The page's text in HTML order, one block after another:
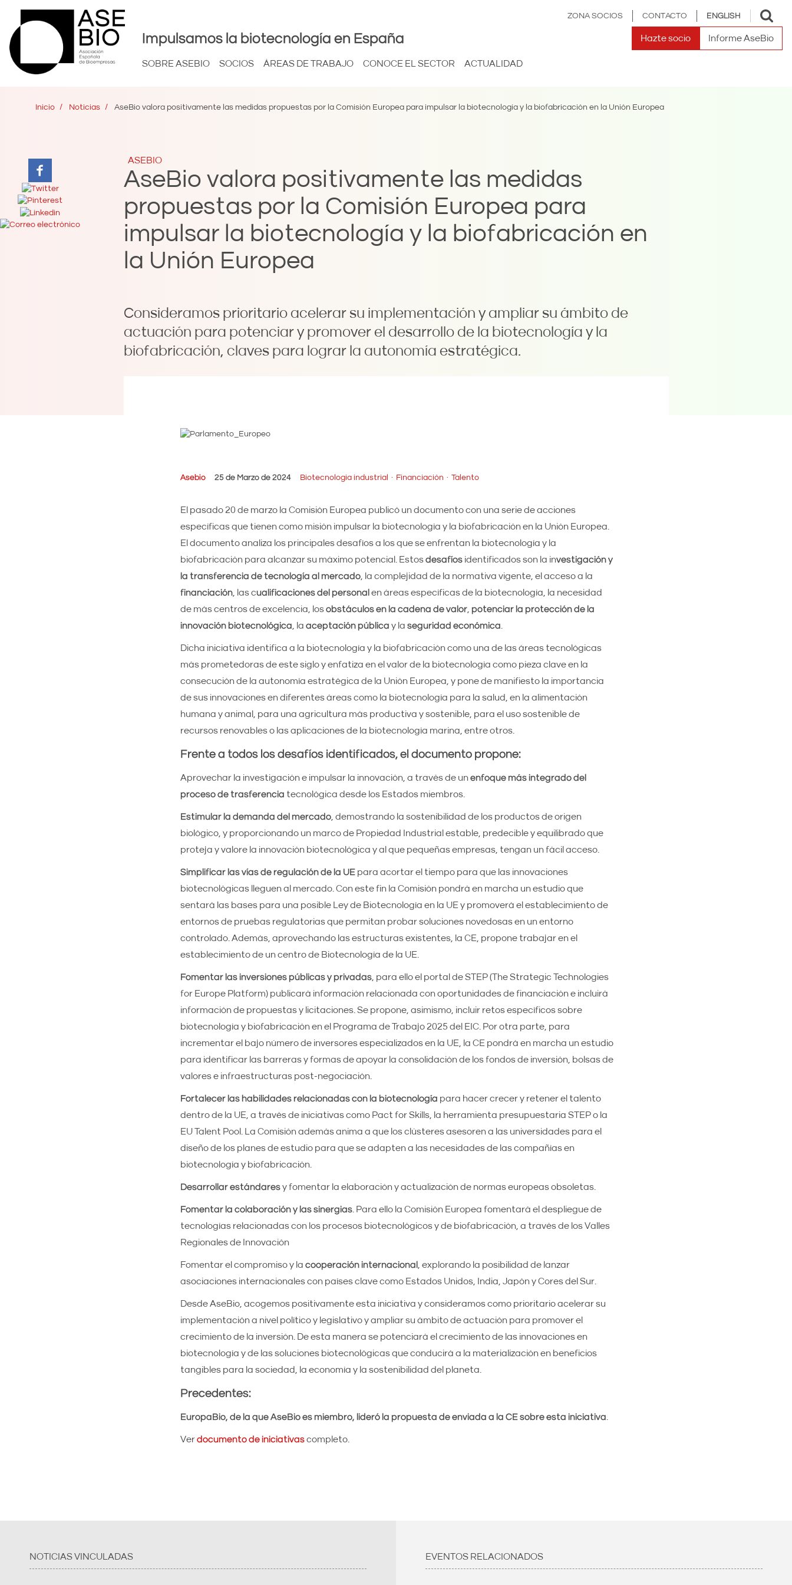
ZONA SOCIOS CONTACTO ENGLISH
Toggle
search
Impulsamos la biotecnología en España Hazte socio Informe AseBio
SOBRE ASEBIO SOCIOS ÁREAS DE TRABAJO CONOCE EL SECTOR ACTUALIDAD
Inicio Noticias AseBio valora positivamente las medidas propuestas por la Comisión Europea para impulsar la biotecnología y la biofabricación en la Unión Europea
ASEBIO
AseBio valora positivamente las medidas
propuestas por la Comisión Europea para
impulsar la biotecnología y la biofabricación en
la Unión Europea
Consideramos prioritario acelerar su implementación y ampliar su ámbito de
actuación para potenciar y promover el desarrollo de la biotecnología y la
biofabricación, claves para lograr la autonomía estratégica.
Asebio 25 de Marzo de 2024 Biotecnología industrial Financiación Talento
El pasado 20 de marzo la Comisión Europea publicó un documento con una serie de acciones
específicas que tienen como misión impulsar la biotecnología y la biofabricación en la Unión Europea.
El documento analiza los principales desafíos a los que se enfrentan la biotecnología y la
biofabricación para alcanzar su máximo potencial. Estosdesafíos identificados son la investigación y
la transferencia de tecnología al mercado, la complejidad de la normativa vigente, el acceso a la
financiación, las cualificaciones del personal en áreas específicas de la biotecnología, la necesidad
de más centros de excelencia, losobstáculos en la cadena de valor, potenciar la protección de la
innovación biotecnológica , la aceptación pública y la seguridad económica
Dicha iniciativa identifica a la biotecnología y la biofabricación como una de las áreas tecnológicas
más prometedoras de este siglo y enfatiza en el valor de la biotecnología como pieza clave en la
consecución de la autonomía estratégica de la Unión Europea, y pone de manifiesto la importancia
de sus innovaciones en diferentes áreas como la biotecnología para la salud, en la alimentación
humana y animal, para una agricultura más productiva y sostenible, para el uso sostenible de
recursos renovables o las aplicaciones de la biotecnología marina, entre otros.
Frente a todos los desafíos identificados, el documento propone:
Aprovechar la investigación e impulsar la innovación, a través de un enfoque más integrado del
proceso de trasferencia tecnológica desde los Estados miembros.
Estimular la demanda del mercado, demostrando la sostenibilidad de los productos de origen
biológico, y proporcionando un marco de Propiedad Industrial estable, predecible y equilibrado que
proteja y valore la innovación biotecnológica y al que pequeñas empresas, tengan un fácil acceso.
Simplificar las vías de regulación de la UEpara acortar el tiempo para que las innovaciones
biotecnológicas lleguen al mercado. Con este fin la Comisión pondrá en marcha un estudio que
sentará las bases para una posible Ley de Biotecnología en la UE y promoverá el establecimiento de
entornos de pruebas regulatorias que permitan probar soluciones novedosas en un entorno
controlado. Además, aprovechando las estructuras existentes, la CE, propone trabajar en el
establecimiento de un centro de Biotecnología de la UE.
Fomentar las inversiones públicas y privadas, para ello el portal de STEP (The Strategic Technologies
for Europe Platform) publicará información relacionada con oportunidades de financiación e incluirá
información de propuestas y licitaciones. Se propone, asimismo, incluir retos específicos sobre
biotecnología y biofabricación en el Programa de Trabajo 2025 del EIC. Por otra parte, para
incrementar el bajo número de inversores especializados en la UE, la CE pondrá en marcha un estudio
para identificar las barreras y formas de apoyar la consolidación de los fondos de inversión, bolsas de
valores e infraestructuras post-negociación.
Fortalecer las habilidades relacionadas con la biotecnología para hacer crecer y retener el talento
dentro de la UE, a través de iniciativas como Pact for Skills, la herramienta presupuestaria STEP o la
EU Talent Pool. La Comisión además anima a que los clústeres asesoren a las universidades para el
diseño de los planes de estudio para que se adapten a las necesidades de las compañías en
biotecnología y biofabricación.
Desarrollar estándaresy fomentar la elaboración y actualización de normas europeas obsoletas.
Fomentar la colaboración y las sinergias. Para ello la Comisión Europea fomentará el despliegue de
tecnologías relacionadas con los procesos biotecnológicos y de biofabricación, a través de los Valles
Regionales de Innovación
Fomentar el compromiso y la cooperación internacional
, explorando la posibilidad de lanzar
asociaciones internacionales con países clave como Estados Unidos, India, Japón y Cores del Sur.
Desde AseBio, acogemos positivamente esta iniciativa y consideramos como prioritario acelerar su
implementación a nivel político y legislativo y ampliar su ámbito de actuación para promover el
crecimiento de la inversión. De esta manera se potenciará el crecimiento de las innovaciones en
biotecnología y de las soluciones biotecnológicas que conducirá a la materialización en beneficios
tangibles para la sociedad, la economía y la sostenibilidad del planeta.
Precedentes:
EuropaBio, de la que AseBio es miembro, lideró la propuesta de enviada a la CE sobre esta iniciativa
Verdocumento de iniciativascompleto.
NOTICIAS VINCULADAS EVENTOS RELACIONADOS